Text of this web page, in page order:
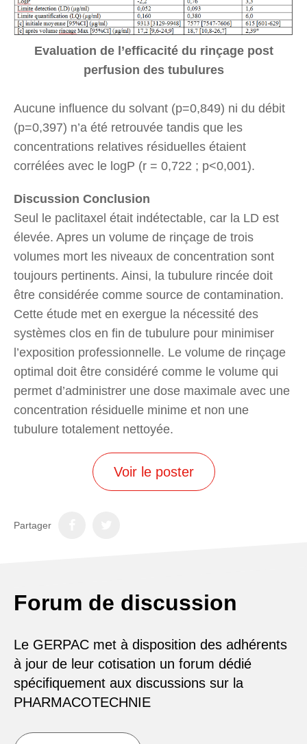
Evaluation de l’efficacité du rinçage post
perfusion des tubulures
Aucune influence du solvant (p=0,849) ni du débit
(p=0,397) n’a été retrouvée tandis que les
concentrations relatives résiduelles étaient
corrélées avec le logP (r = 0,722 ; p<0,001).
Discussion Conclusion
Seul le paclitaxel était indétectable, car la LD est
élevée. Apres un volume de rinçage de trois
volumes mort les niveaux de concentration sont
toujours pertinents. Ainsi, la tubulure rincée doit
être considérée comme source de contamination.
Cette étude met en exergue la nécessité des
systèmes clos en fin de tubulure pour minimiser
l’exposition professionnelle. Le volume de rinçage
optimal doit être considéré comme le volume qui
permet d’administrer une dose maximale avec une
concentration résiduelle minime et non une
tubulure totalement nettoyée.
Voir le poster
Partager
Forum de discussion
Le GERPAC met à disposition des adhérents
à jour de leur cotisation un forum dédié
spécifiquement aux discussions sur la
PHARMACOTECHNIE